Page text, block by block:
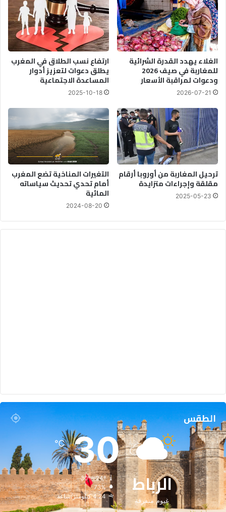
الغلاء يهدد القدرة الشرائية
للمغاربة في صيف 2026
ودعوات لمراقبة الأسعار
2026-07-21
ارتفاع نسب الطلاق في المغرب
يطلق دعوات لتعزيز أدوار
المساعدة الاجتماعية
2025-10-18
ترحيل المغاربة من أوروبا أرقام
مقلقة وإجراءات متزايدة
2025-05-23
التغيرات المناخية تضع المغرب
أمام تحدي تحديث سياساته
المائية
2024-08-20
الطقس
الرباط
غيوم متفرقة
30
℃
30º - 24º
73%
4.24 كيلومتر/ساعة